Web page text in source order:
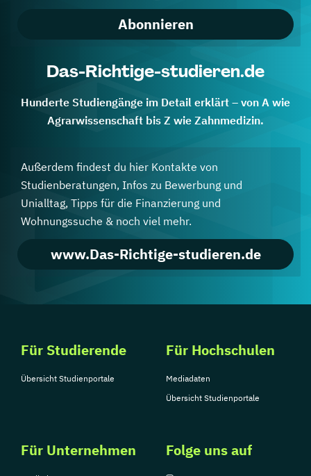
Abonnieren
Das-Richtige-studieren.de
Hunderte Studiengänge im Detail erklärt – von A wie
Agrarwissenschaft bis Z wie Zahnmedizin.
Außerdem findest du hier Kontakte von
Studienberatungen, Infos zu Bewerbung und
Unialltag, Tipps für die Finanzierung und
Wohnungssuche & noch viel mehr.
www.Das-Richtige-studieren.de
Für Studierende
Übersicht Studienportale
Für Hochschulen
Mediadaten
Übersicht Studienportale
Für Unternehmen Folge uns auf